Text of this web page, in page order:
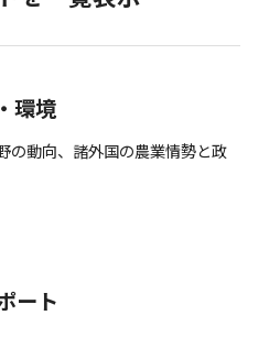
環境
の動向、諸外国の農業情勢と政
ート